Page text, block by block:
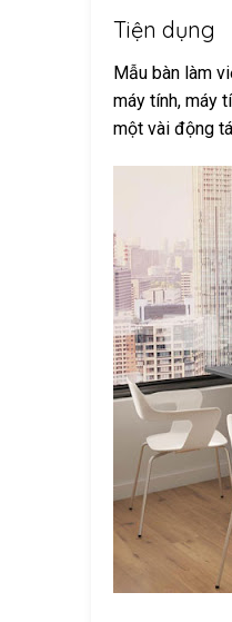
Tiện dụng
Mẫu bàn làm
máy tính, máy
một vài động